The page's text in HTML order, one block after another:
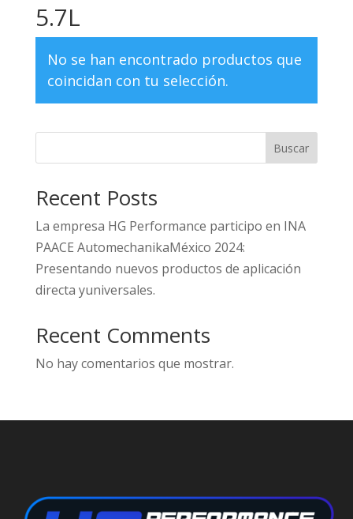
5.7L
No se han encontrado productos que
coincidan con tu selección.
Buscar
Recent Posts
La empresa HG Performance participo en INA
PAACE AutomechanikaMéxico 2024:
Presentando nuevos productos de aplicación
directa yuniversales.
Recent Comments
No hay comentarios que mostrar.